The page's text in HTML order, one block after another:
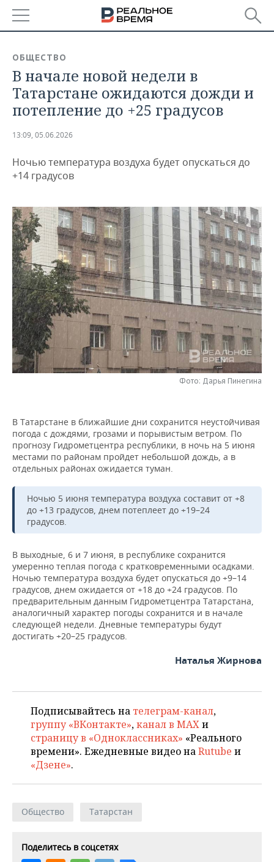
БАШКОРТОСТАН
ТАТАРСТАН
НОВОСТИ
АНАЛИТИКА
ДЕКЛАРАЦИИ О ДОХОДАХ
КОРОЛИ ГОСЗАКАЗА ПФО
ВУЗЫ ТАТАРСТАНА
КОМУ ПРИНАДЛЕЖАТ
ТОРГОВЫЕ ЦЕНТРЫ
ТАТАРСТАНА
НОВОСТИ ЭКОНОМИКИ
ФИНАНСЫ
БАНКИ
БЮДЖЕТ
ИНВЕСТИЦИИ
ПРОМЫШЛЕННОСТЬ
НОВОСТИ
АГРОПРОМ
МАШИНОСТРОЕНИЕ
НЕФТЕХИМИЯ
НЕФТЬ
ОПК
ЭНЕРГЕТИКА
НЕДВИЖИМОСТЬ
НОВОСТИ НЕДВИЖИМОСТИ
АВТО
НОВОСТИ АВТО
БИЗНЕС
НОВОСТИ БИЗНЕСА
РОЗНИЧНАЯ ТОРГОВЛЯ
ТРАНСПОРТ
УСЛУГИ
ТЕХНОЛОГИИ
НОВОСТИ ТЕХНОЛОГИЙ
IT
МЕДИА
МЕРОПРИЯТИЯ
НОВОСТИ МЕРОПРИЯТИЙ
ВЫЕЗДНАЯ РЕДАКЦИЯ
ОТКРЫТАЯ ЛЕКЦИЯ
СПОРТ
НОВОСТИ СПОРТА
БАСКЕТБОЛ
ВОЛЕЙБОЛ
КИБЕРСПОРТ
ФИГУРНОЕ КАТАНИЕ
ВОДНЫЕ ВИДЫ СПОРТА
ХОККЕЙ С МЯЧОМ
ОБЩЕСТВО
ИНФРАСТРУКТУРА
ИСТОРИЯ
КУЛЬТУРА
МЕДИЦИНА
ОБРАЗОВАНИЕ
ПРОИСШЕСТВИЯ
СПРАВОЧНИК
СПИСОК ПЕРСОН
СПИСОК КОМПАНИЙ
ПОЛНАЯ ВЕРСИЯ
ОБЩЕСТВО
В начале новой недели в
Татарстане ожидаются дожди и
потепление до +25 градусов
13:09, 05.06.2026
Ночью температура воздуха будет опускаться до
+14 градусов
Фото: Дарья Пинегина
В Татарстане в ближайшие дни сохранится неустойчивая
погода с дождями, грозами и порывистым ветром. По
прогнозу Гидрометцентра республики, в ночь на 5 июня
местами по районам пройдет небольшой дождь, а в
отдельных районах ожидается туман.
Ночью 5 июня температура воздуха составит от +8
до +13 градусов, днем потеплеет до +19–24
градусов.
В выходные, 6 и 7 июня, в республике сохранится
умеренно теплая погода с кратковременными осадками.
Ночью температура воздуха будет опускаться до +9–14
градусов, днем ожидается от +18 до +24 градусов. По
предварительным данным Гидрометцентра Татарстана,
аналогичный характер погоды сохранится и в начале
следующей недели. Дневные температуры будут
достигать +20–25 градусов.
Наталья Жирнова
Подписывайтесь на телеграм-канал,
группу «ВКонтакте»,канал в MAXи
страницу в «Одноклассниках» «Реального
времени». Ежедневные видео наRutube и
«Дзене».
Общество Татарстан
Поделитесь в соцсетях